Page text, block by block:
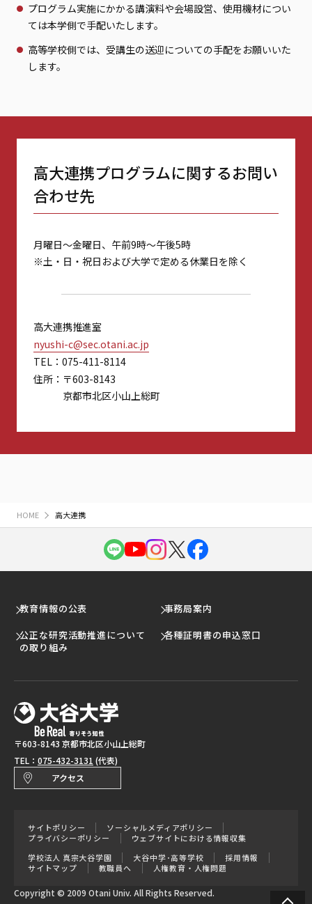
プログラム実施にかかる講演料や会場設営、使用機材につい
ては本学側で手配いたします。
高等学校側では、受講生の送迎についての手配をお願いいた
します。
高大連携プログラムに関するお問い
合わせ先
月曜日～金曜日、午前9時～午後5時
※土・日・祝日および大学で定める休業日を除く
高大連携推進室
nyushi-c@sec.otani.ac.jp
TEL
075-411-8114
住所
〒603-8143
京都市北区小山上総町
HOME 高大連携
教育情報の公表
事務局案内
公正な研究活動推進について
の取り組み
各種証明書の申込窓口
〒603-8143 京都市北区小山上総町
TEL： 075-432-3131 (代表)
アクセス
サイトポリシー
ソーシャルメディアポリシー
プライバシーポリシー
ウェブサイトにおける情報収集
学校法人 真宗大谷学園
大谷中学･高等学校
採用情報
サイトマップ
教職員へ 人権教育・人権問題
Copyright © 2009 Otani Univ. All Rights Reserved.